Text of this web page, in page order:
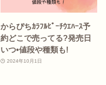
からぴちｶﾗﾌﾙﾋﾟｰﾁｳｴﾊｰｽ予
約どこで売ってる?発売日
いつ•値段や種類も!
2024年10月1日